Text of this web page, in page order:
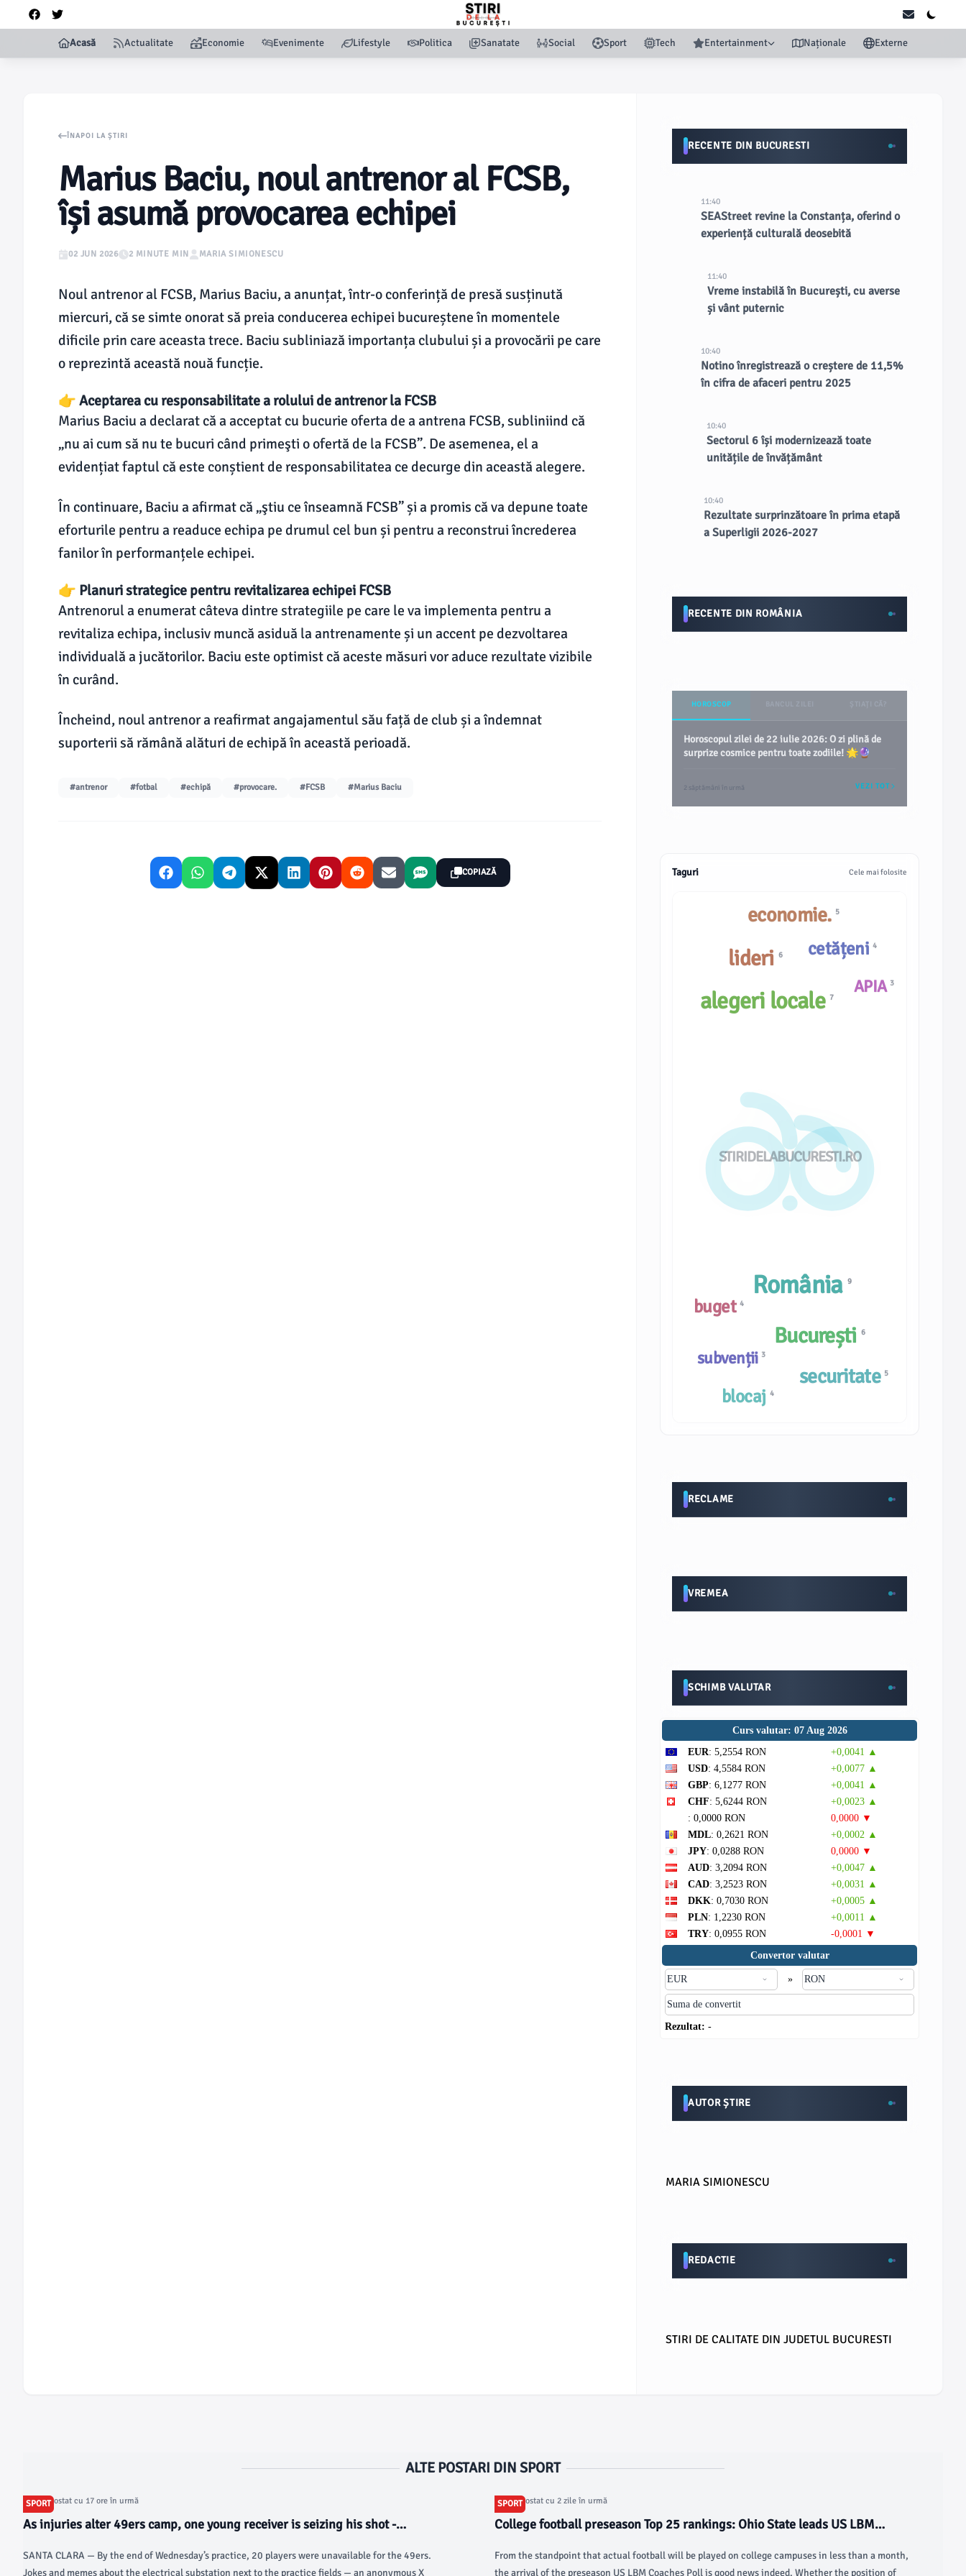
Acasă Actualitate Economie Evenimente Lifestyle Politica Sanatate Social Sport Tech Entertainment Naționale Externe
ÎNAPOI LA ȘTIRI
Marius Baciu, noul antrenor al FCSB,
își asumă provocarea echipei
02 JUN 2026 2 MINUTE MIN MARIA SIMIONESCU
Noul antrenor al FCSB, Marius Baciu, a anunțat, într-o conferință de presă susținută
miercuri, că se simte onorat să preia conducerea echipei bucureștene în momentele
dificile prin care aceasta trece. Baciu subliniază importanța clubului și a provocării pe care
o reprezintă această nouă funcție.
👉 Aceptarea cu responsabilitate a rolului de antrenor la FCSB
Marius Baciu a declarat că a acceptat cu bucurie oferta de a antrena FCSB, subliniind că
„nu ai cum să nu te bucuri când primeşti o ofertă de la FCSB”. De asemenea, el a
evidențiat faptul că este conștient de responsabilitatea ce decurge din această alegere.
În continuare, Baciu a afirmat că „ştiu ce înseamnă FCSB” și a promis că va depune toate
eforturile pentru a readuce echipa pe drumul cel bun și pentru a reconstrui încrederea
fanilor în performanțele echipei.
👉 Planuri strategice pentru revitalizarea echipei FCSB
Antrenorul a enumerat câteva dintre strategiile pe care le va implementa pentru a
revitaliza echipa, inclusiv muncă asiduă la antrenamente și un accent pe dezvoltarea
individuală a jucătorilor. Baciu este optimist că aceste măsuri vor aduce rezultate vizibile
în curând.
Încheind, noul antrenor a reafirmat angajamentul său față de club și a îndemnat
suporterii să rămână alături de echipă în această perioadă.
#antrenor #fotbal #echipă #provocare. #FCSB #Marius Baciu
COPIAZĂ
RECENTE DIN BUCURESTI
11:40
SEAStreet revine la Constanța, oferind o
experiență culturală deosebită
11:40
Vreme instabilă în București, cu averse
și vânt puternic
10:40
Notino înregistrează o creștere de 11,5%
în cifra de afaceri pentru 2025
10:40
Sectorul 6 își modernizează toate
unitățile de învățământ
10:40
Rezultate surprinzătoare în prima etapă
a Superligii 2026-2027
RECENTE DIN ROMÂNIA
HOROSCOP
Horoscopul zilei de 22 iulie 2026: O zi plină de
surprize cosmice pentru toate zodiile! 🌟🔮
2 săptămâni în urmă VEZI TOT
Taguri Cele mai folosite
STIRIDELABUCURESTI.RO
APIA 3
cetățeni4
securitate 5
București 6
subvenții 3
economie. 5
lideri 6
blocaj 4
România 9
alegeri locale 7
buget4
RECLAME
VREMEA
SCHIMB VALUTAR
Curs valutar: 07 Aug 2026
EUR: 5,2554 RON
+0,0041 ▲
USD: 4,5584 RON
+0,0077 ▲
GBP: 6,1277 RON
+0,0041 ▲
CHF: 5,6244 RON
+0,0023 ▲
: 0,0000 RON
0,0000 ▼
MDL: 0,2621 RON
+0,0002 ▲
JPY: 0,0288 RON
0,0000 ▼
AUD: 3,2094 RON
+0,0047 ▲
CAD: 3,2523 RON
+0,0031 ▲
DKK: 0,7030 RON
+0,0005 ▲
PLN: 1,2230 RON
+0,0011 ▲
TRY: 0,0955 RON
-0,0001 ▼
Convertor valutar
»
Rezultat: -
AUTOR ȘTIRE
MARIA SIMIONESCU
REDACTIE
STIRI DE CALITATE DIN JUDETUL BUCURESTI
ALTE POSTARI DIN SPORT
SPORT
Articol postat cu 17 ore în urmă
As injuries alter 49ers camp, one young receiver is seizing his shot -
SANTA CLARA — By the end of Wednesday’s practice, 20 players were unavailable for the 49ers.
Jokes and memes about the electrical substation next to the practice fields — an anonymous X
SPORT
Articol postat cu 2 zile în urmă
College football preseason Top 25 rankings: Ohio State leads US LBM
From the standpoint that actual football will be played on college campuses in less than a month,
the arrival of the preseason US LBM Coaches Poll is good news indeed. Whether the position of